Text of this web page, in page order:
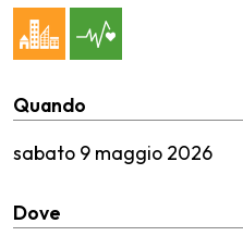
Quando
sabato 9 maggio 2026
Dove